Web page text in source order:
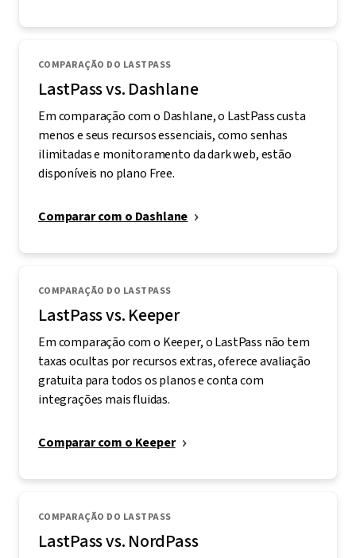
COMPARAÇÃO DO LASTPASS
LastPass vs. Dashlane
Em comparação com o Dashlane, o LastPass custa
menos e seus recursos essenciais, como senhas
ilimitadas e monitoramento da dark web, estão
disponíveis no plano Free.
Comparar com o Dashlane
COMPARAÇÃO DO LASTPASS
LastPass vs. Keeper
Em comparação com o Keeper, o LastPass não tem
taxas ocultas por recursos extras, oferece avaliação
gratuita para todos os planos e conta com
integrações mais fluidas.
Comparar com o Keeper
COMPARAÇÃO DO LASTPASS
LastPass vs. NordPass